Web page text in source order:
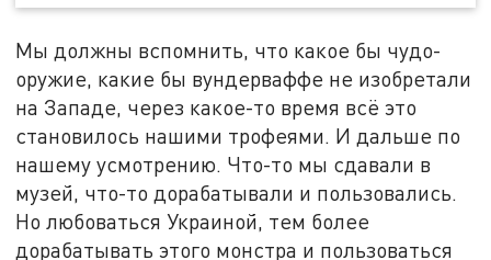
Мы должны вспомнить, что какое бы чудо-
оружие, какие бы вундерваффе не изобретали
на Западе, через какое-то время всё это
становилось нашими трофеями. И дальше по
нашему усмотрению. Что-то мы сдавали в
музей, что-то дорабатывали и пользовались.
Но любоваться Украиной, тем более
дорабатывать этого монстра и пользоваться